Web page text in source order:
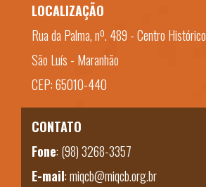
LOCALIZAÇÃO
Rua da Palma, nº. 489 - Centro Histórico
São Luís - Maranhão
CEP: 65010-440
CONTATO
Fone: (98) 3268-3357
E-mail:miqcb@miqcb.org.br